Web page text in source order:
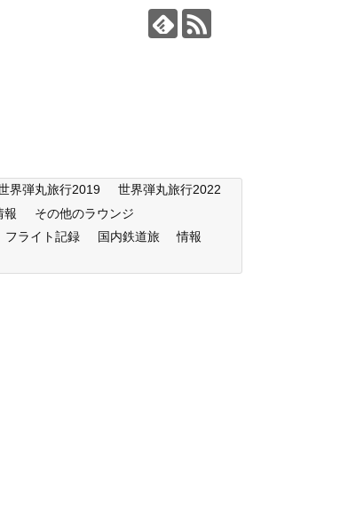
界弾丸旅行2019
世界弾丸旅行2022
報
その他のラウンジ
フライト記録 国内鉄道旅
情報